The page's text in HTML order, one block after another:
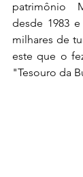
patrimônio
desde 1983
milhares de
este que o
"Tesouro da